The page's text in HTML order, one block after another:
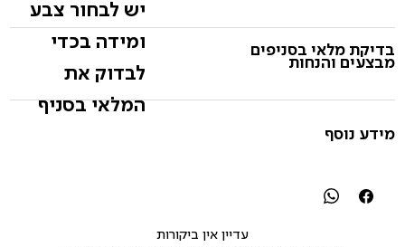
יש לבחור צבע
ומידה בכדי
לבדוק את
המלאי בסניף
בדיקת מלאי בסניפים
מבצעים והנחות
מידע נוסף
עדיין אין ביקורות